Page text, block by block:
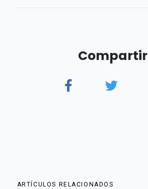
Compartir
ARTÍCULOS RELACIONADOS